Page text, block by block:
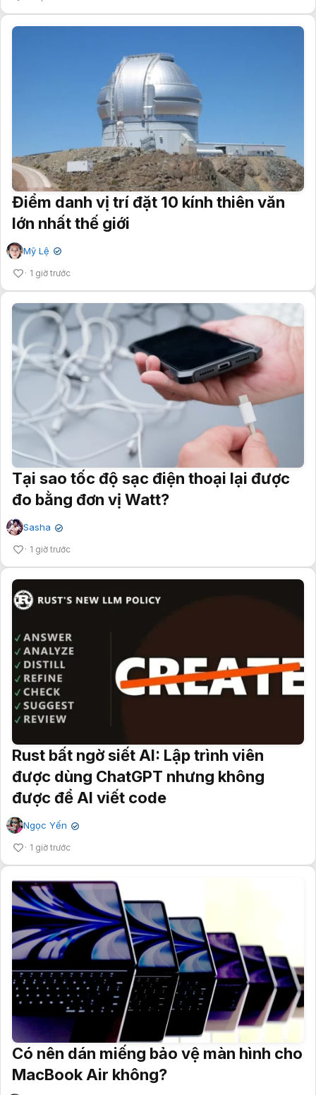
Điểm danh vị trí đặt 10 kính thiên văn
lớn nhất thế giới
Mỹ Lệ ✔
1 giờ trước
Tại sao tốc độ sạc điện thoại lại được
đo bằng đơn vị Watt?
Sasha ✔
1 giờ trước
Rust bất ngờ siết AI: Lập trình viên
được dùng ChatGPT nhưng không
được để AI viết code
Ngọc Yến ✔
1 giờ trước
Có nên dán miếng bảo vệ màn hình cho
MacBook Air không?